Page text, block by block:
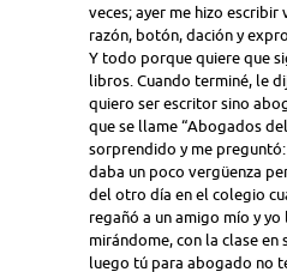
veces; ayer me hizo escribir
razón, botón, dación y
Y todo porque quiere que
libros. Cuando terminé, le
quiero ser escritor sino
que se llame “Abogados
sorprendido y me preguntó:
daba un poco vergüenza
del otro día en el colegio
regañó a un amigo mío y yo
mirándome, con la clase en
luego tú para abogado no